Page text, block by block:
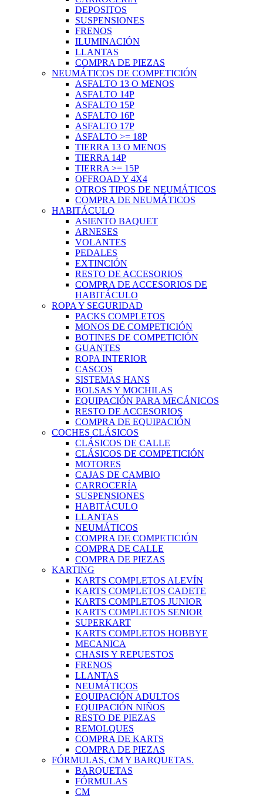
DEPOSITOS
SUSPENSIONES
FRENOS
ILUMINACIÓN
LLANTAS
COMPRA DE PIEZAS
NEUMÁTICOS DE COMPETICIÓN
ASFALTO 13 O MENOS
ASFALTO 14P
ASFALTO 15P
ASFALTO 16P
ASFALTO 17P
ASFALTO >= 18P
TIERRA 13 O MENOS
TIERRA 14P
TIERRA >= 15P
OFFROAD Y 4X4
OTROS TIPOS DE NEUMÁTICOS
COMPRA DE NEUMÁTICOS
HABITÁCULO
ASIENTO BAQUET
ARNESES
VOLANTES
PEDALES
EXTINCIÓN
RESTO DE ACCESORIOS
COMPRA DE ACCESORIOS DE
HABITÁCULO
ROPA Y SEGURIDAD
PACKS COMPLETOS
MONOS DE COMPETICIÓN
BOTINES DE COMPETICIÓN
GUANTES
ROPA INTERIOR
CASCOS
SISTEMAS HANS
BOLSAS Y MOCHILAS
EQUIPACIÓN PARA MECÁNICOS
RESTO DE ACCESORIOS
COMPRA DE EQUIPACIÓN
COCHES CLÁSICOS
CLÁSICOS DE CALLE
CLÁSICOS DE COMPETICIÓN
MOTORES
CAJAS DE CAMBIO
CARROCERÍA
SUSPENSIONES
HABITÁCULO
LLANTAS
NEUMÁTICOS
COMPRA DE COMPETICIÓN
COMPRA DE CALLE
COMPRA DE PIEZAS
KARTING
KARTS COMPLETOS ALEVÍN
KARTS COMPLETOS CADETE
KARTS COMPLETOS JUNIOR
KARTS COMPLETOS SENIOR
SUPERKART
KARTS COMPLETOS HOBBYE
MECANICA
CHASIS Y REPUESTOS
FRENOS
LLANTAS
NEUMÁTICOS
EQUIPACIÓN ADULTOS
EQUIPACIÓN NIÑOS
RESTO DE PIEZAS
REMOLQUES
COMPRA DE KARTS
COMPRA DE PIEZAS
FÓRMULAS, CM Y BARQUETAS.
BARQUETAS
FÓRMULAS
CM